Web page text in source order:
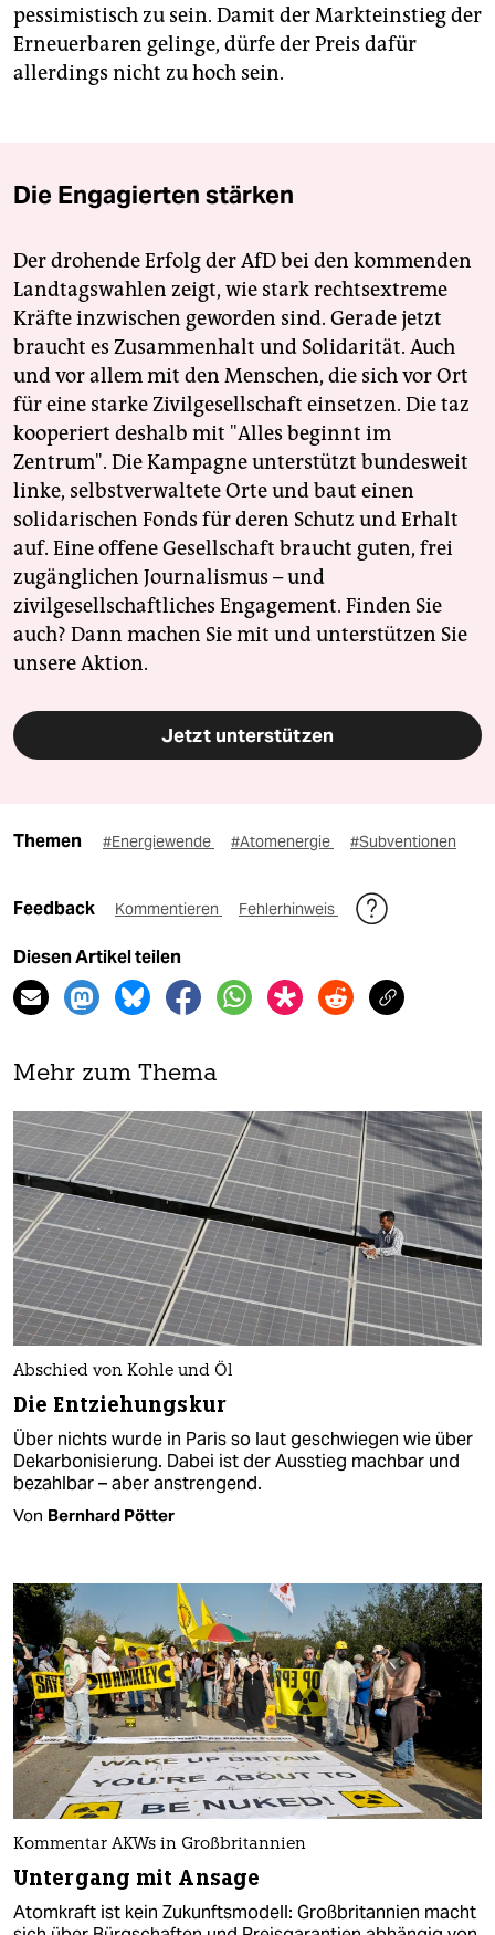
pessimistisch zu sein. Damit der Markteinstieg der
Erneuerbaren gelinge, dürfe der Preis dafür
allerdings nicht zu hoch sein.
Die Engagierten stärken
Der drohende Erfolg der AfD bei den kommenden
Landtagswahlen zeigt, wie stark rechtsextreme
Kräfte inzwischen geworden sind. Gerade jetzt
braucht es Zusammenhalt und Solidarität. Auch
und vor allem mit den Menschen, die sich vor Ort
für eine starke Zivilgesellschaft einsetzen. Die taz
kooperiert deshalb mit "Alles beginnt im
Zentrum". Die Kampagne unterstützt bundesweit
linke, selbstverwaltete Orte und baut einen
solidarischen Fonds für deren Schutz und Erhalt
auf. Eine offene Gesellschaft braucht guten, frei
zugänglichen Journalismus – und
zivilgesellschaftliches Engagement. Finden Sie
auch? Dann machen Sie mit und unterstützen Sie
unsere Aktion.
Jetzt unterstützen
Themen #Energiewende #Atomenergie #Subventionen
Feedback Kommentieren Fehlerhinweis
Diesen Artikel teilen
Mehr zum Thema
Abschied von Kohle und Öl
Die Entziehungskur
Über nichts wurde in Paris so laut geschwiegen wie über
Dekarbonisierung. Dabei ist der Ausstieg machbar und
bezahlbar – aber anstrengend.
Von Bernhard Pötter
Kommentar AKWs in Großbritannien
Untergang mit Ansage
Atomkraft ist kein Zukunftsmodell: Großbritannien macht